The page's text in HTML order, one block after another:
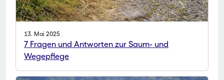
13. Mai 2025
7 Fragen und Antworten zur Saum- und
Wegepflege